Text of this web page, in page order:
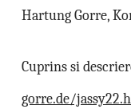
Hartung Gorre,
Cuprins si
gorre.de/